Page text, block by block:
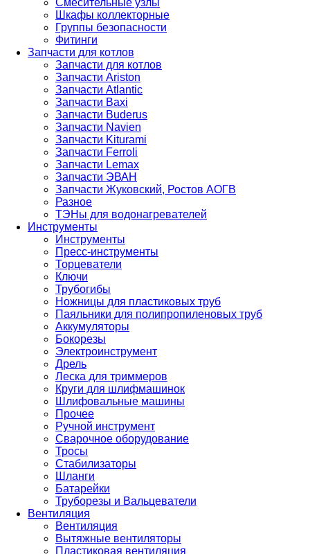
Смесительные узлы
Шкафы коллекторные
Группы безопасности
Фитинги
Запчасти для котлов
Запчасти для котлов
Запчасти Ariston
Запчасти Atlantic
Запчасти Baxi
Запчасти Buderus
Запчасти Navien
Запчасти Kiturami
Запчасти Ferroli
Запчасти Lemax
Запчасти ЭВАН
Запчасти Жуковский, Ростов АОГВ
Разное
ТЭНы для водонагревателей
Инструменты
Инструменты
Пресс-инструменты
Торцеватели
Ключи
Трубогибы
Ножницы для пластиковых труб
Паяльники для полипропиленовых труб
Аккумуляторы
Бокорезы
Электроинструмент
Дрель
Леска для триммеров
Круги для шлифмашинок
Шлифовальные машины
Прочее
Ручной инструмент
Сварочное оборудование
Тросы
Стабилизаторы
Шланги
Батарейки
Труборезы и Вальцеватели
Вентиляция
Вентиляция
Вытяжные вентиляторы
Пластиковая вентиляция